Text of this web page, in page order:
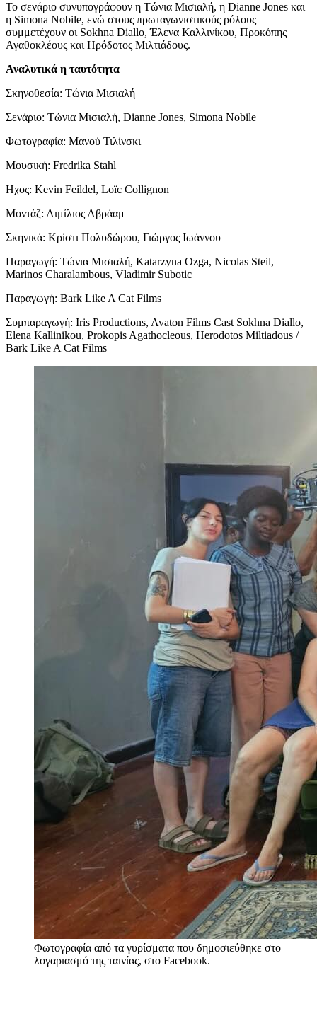
Το σενάριο συνυπογράφουν η Τώνια Μισιαλή, η Dianne Jones και
η Simona Nobile, ενώ στους πρωταγωνιστικούς ρόλους
συμμετέχουν οι Sokhna Diallo, Έλενα Καλλινίκου, Προκόπης
Αγαθοκλέους και Ηρόδοτος Μιλτιάδους.
Αναλυτικά η ταυτότητα
Σκηνοθεσία: Τώνια Μισιαλή
Σενάριο: Τώνια Μισιαλή, Dianne Jones, Simona Nobile
Φωτογραφία: Μανού Τιλίνσκι
Μουσική: Fredrika Stahl
Ηχος: Kevin Feildel, Loïc Collignon
Μοντάζ: Αιμίλιος Αβράαμ
Σκηνικά: Κρίστι Πολυδώρου, Γιώργος Ιωάννου
Παραγωγή: Τώνια Μισιαλή, Katarzyna Ozga, Nicolas Steil,
Marinos Charalambous, Vladimir Subotic
Παραγωγή: Bark Like A Cat Films
Συμπαραγωγή: Iris Productions, Avaton Films Cast Sokhna Diallo,
Elena Kallinikou, Prokopis Agathocleous, Herodotos Miltiadous /
Bark Like A Cat Films
Φωτογραφία από τα γυρίσματα που δημοσιεύθηκε στο
λογαριασμό της ταινίας, στο Facebook.